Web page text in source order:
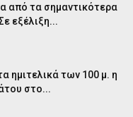
από τα σημαντικότερα
εξέλιξη...
ημιτελικά των 100 μ. η
στο...